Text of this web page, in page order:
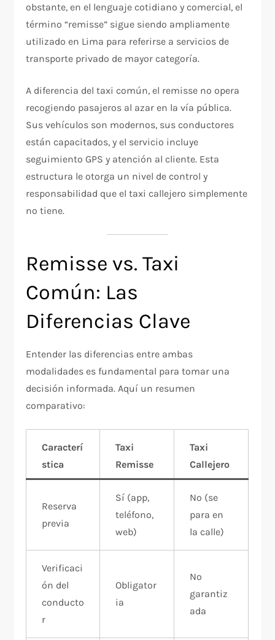
obstante, en el lenguaje cotidiano y comercial, el
término “remisse” sigue siendo ampliamente
utilizado en Lima para referirse a servicios de
transporte privado de mayor categoría.​
A diferencia del taxi común, el remisse no opera
recogiendo pasajeros al azar en la vía pública.
Sus vehículos son modernos, sus conductores
están capacitados, y el servicio incluye
seguimiento GPS y atención al cliente. Esta
estructura le otorga un nivel de control y
responsabilidad que el taxi callejero simplemente
no tiene.​
Remisse vs. Taxi
Común: Las
Diferencias Clave
Entender las diferencias entre ambas
modalidades es fundamental para tomar una
decisión informada. Aquí un resumen
comparativo:
Caracterí
stica
Taxi
Remisse
Taxi
Callejero
Reserva
previa
Sí (app,
teléfono,
web)
No (se
para en
la calle)
Verificaci
ón del
conducto
r
Obligator
ia
No
garantiz
ada